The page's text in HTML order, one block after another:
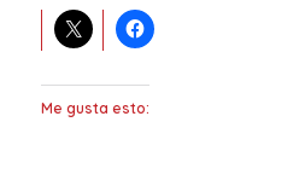
Me gusta esto: